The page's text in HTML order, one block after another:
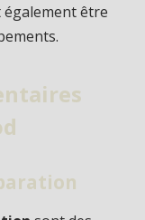
être